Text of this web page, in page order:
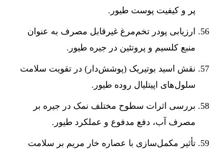
پر و کیفیت پوست طیور.
ارزیابی پودر تخم‌مرغ غیرقابل مصرف به عنوان
منبع کلسیم و پروتئین در جیره طیور.
نقش اسید بوتیریک (پوشش‌دار) در تقویت سلامت
سلول‌های اپیتلیال روده طیور.
بررسی اثرات سطوح مختلف نمک در جیره بر
مصرف آب، دفع مدفوع و عملکرد طیور.
تأثیر مکمل‌سازی با عصاره خار مریم بر سلامت